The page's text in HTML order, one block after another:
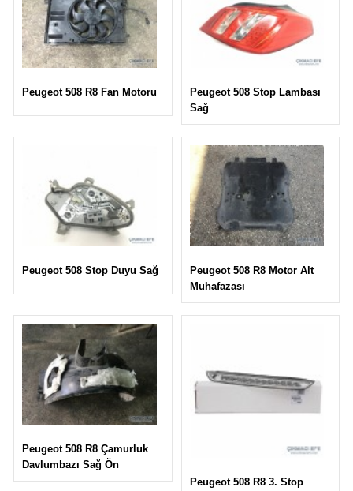
Peugeot 508 R8 Fan Motoru
Peugeot 508 Stop Lambası
Sağ
Peugeot 508 Stop Duyu Sağ
Peugeot 508 R8 Motor Alt
Muhafazası
Peugeot 508 R8 Çamurluk
Davlumbazı Sağ Ön
Peugeot 508 R8 3. Stop